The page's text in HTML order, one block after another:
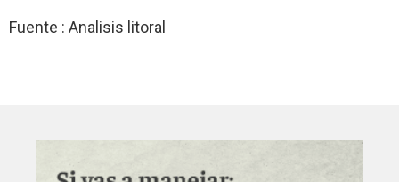
Fuente : Analisis litoral